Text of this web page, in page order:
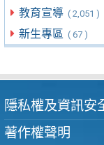
教育宣導 ( 2,051 )
新生專區 ( 67 )
隱私權及資訊安
著作權聲明